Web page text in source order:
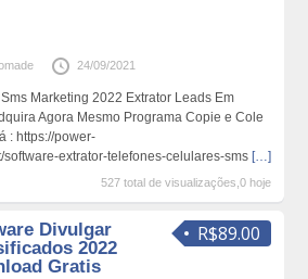
24/09/2021
Marketing 2022 Extrator Leads Em
Agora Mesmo Programa Copie e Cole
: https://power-
extrator-telefones-celulares-sms […]
527 total de visualizações,0 hoje
R$89.00
Divulgar
2022
Gratis